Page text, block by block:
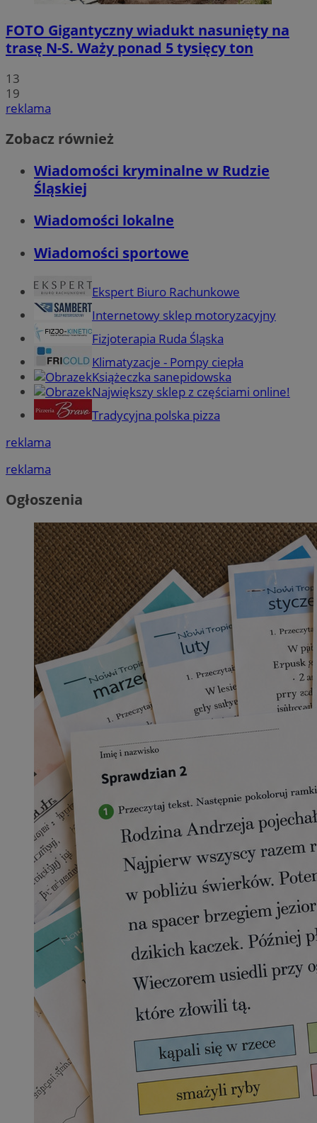
FOTO Gigantyczny wiadukt nasunięty na
trasę N-S. Waży ponad 5 tysięcy ton
13
19
reklama
Zobacz również
Wiadomości kryminalne w Rudzie
Śląskiej
Wiadomości lokalne
Wiadomości sportowe
Ekspert Biuro Rachunkowe
Internetowy sklep motoryzacyjny
Fizjoterapia Ruda Śląska
Klimatyzacje - Pompy ciepła
Książeczka sanepidowska
Największy sklep z częściami online!
Tradycyjna polska pizza
reklama
reklama
Ogłoszenia